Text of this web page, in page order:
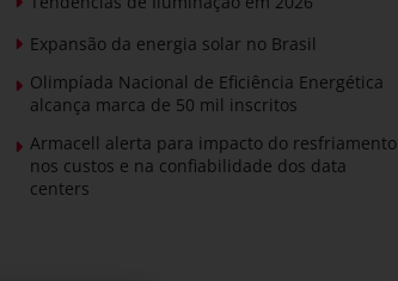
Expansão da energia solar no Brasil
Olimpíada Nacional de Eficiência Energética
alcança marca de 50 mil inscritos
Armacell alerta para impacto do resfriamento
nos custos e na confiabilidade dos data
centers